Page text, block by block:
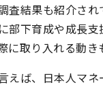
査結果も紹介され
部下育成や成長
に取り入れる動き
えば、日本人マ